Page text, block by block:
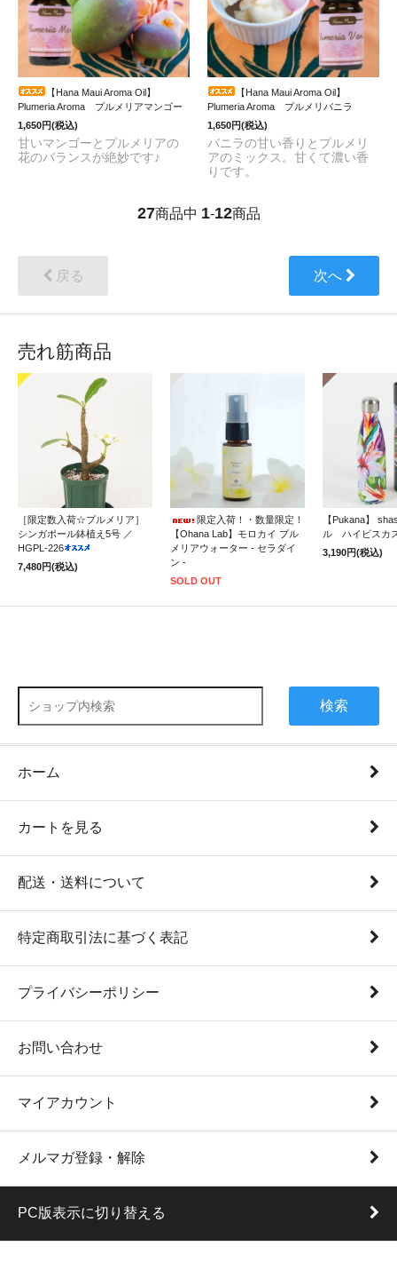
【Hana Maui Aroma Oil】
Plumeria Aroma プルメリアマンゴー
1,650円(税込)
甘いマンゴーとプルメリアの
花のバランスが絶妙です♪
【Hana Maui Aroma Oil】
Plumeria Aroma プルメリバニラ
1,650円(税込)
バニラの甘い香りとプルメリ
アのミックス。甘くて濃い香
りです。
27商品中 1-12商品
戻る 次へ
売れ筋商品
［限定数入荷☆プルメリア］
シンガポール鉢植え5号 ／
HGPL-226
7,480円(税込)
限定入荷！・数量限定！
【Ohana Lab】モロカイ プル
メリアウォーター - セラダイ
ン -
SOLD OUT
【Pukana】
ル ハイビスカ
3,190円(税込)
検索
ホーム
カートを見る
配送・送料について
特定商取引法に基づく表記
プライバシーポリシー
お問い合わせ
マイアカウント
メルマガ登録・解除
PC版表示に切り替える